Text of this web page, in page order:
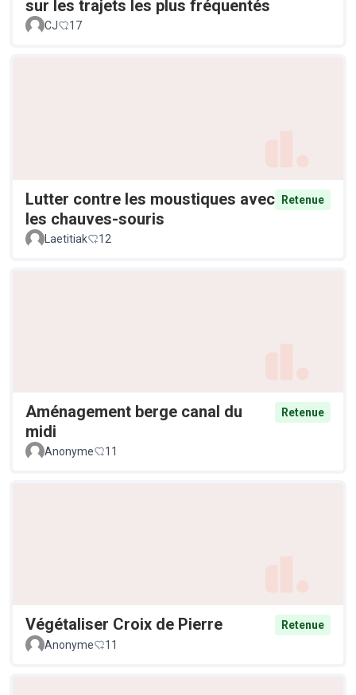
sur les trajets les plus fréquentés
CJ 17
Lutter contre les moustiques avec
les chauves-souris
Retenue
Laetitiak 12
Aménagement berge canal du
midi
Retenue
Anonyme 11
Végétaliser Croix de Pierre
Retenue
Anonyme
11